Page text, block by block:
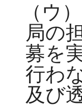
（ウ
局の
募を
行わ
及び